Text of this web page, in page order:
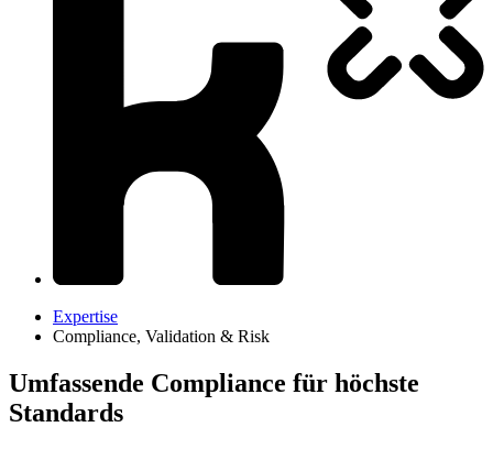
Expertise
Compliance, Validation & Risk
Umfassende Compliance für höchste
Standards